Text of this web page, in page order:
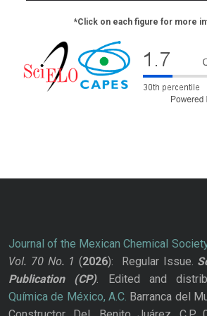
*Click on each figure for more
Journal of the Mexican Chemical
Vol. 70 No. 1 (2026): Regular Issue.
Publication
(CP). Edited and
Química de México, A.C. Barranca del